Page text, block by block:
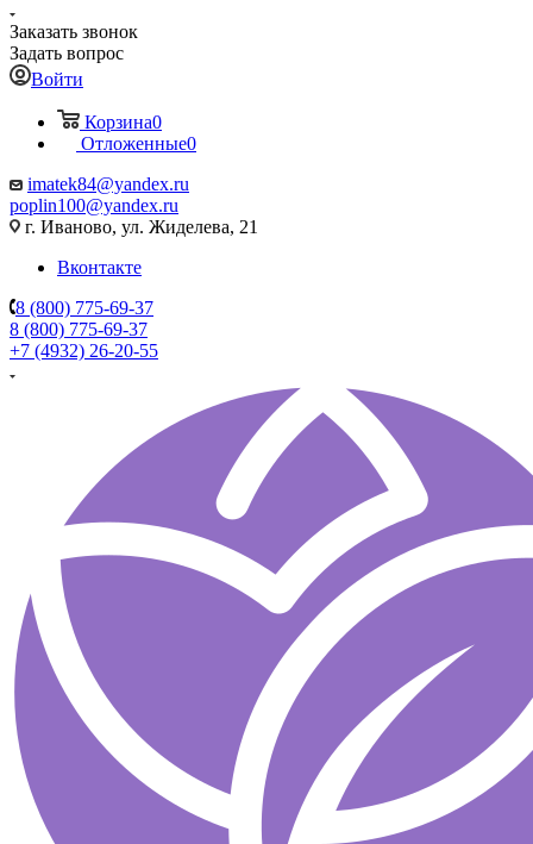
Заказать звонок
Задать вопрос
Войти
Корзина0
Отложенные0
imatek84@yandex.ru
poplin100@yandex.ru
г. Иваново, ул. Жиделева, 21
Вконтакте
8 (800) 775-69-37
8 (800) 775-69-37
+7 (4932) 26-20-55